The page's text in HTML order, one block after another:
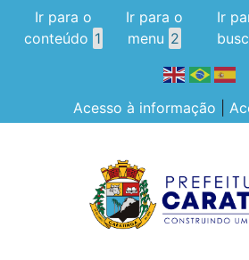
Ir para o
conteúdo 1
Ir para o
menu 2
Ir
Acesso à informação